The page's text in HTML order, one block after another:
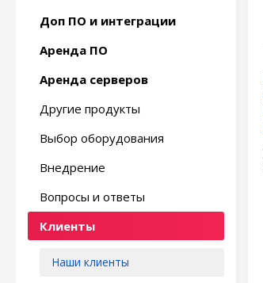
Доп ПО и интеграции
Аренда ПО
Аренда серверов
Другие продукты
Выбор оборудования
Внедрение
Вопросы и ответы
Клиенты
Наши клиенты